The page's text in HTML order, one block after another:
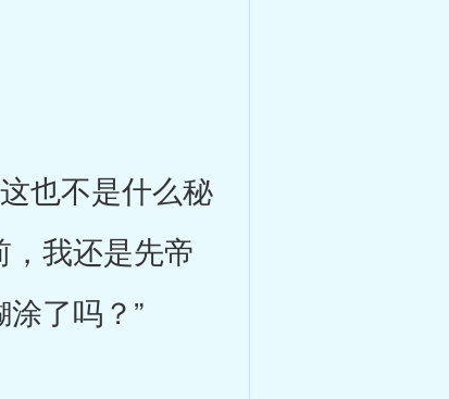
也不是什么秘
我还是先帝
了吗？”